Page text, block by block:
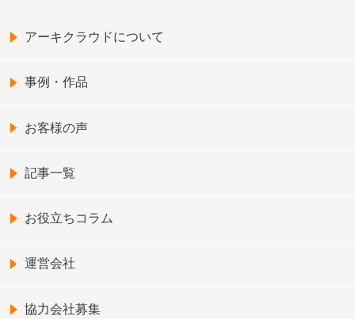
アーキクラウドについて
事例・作品
お客様の声
記事一覧
お役立ちコラム
運営会社
協力会社募集